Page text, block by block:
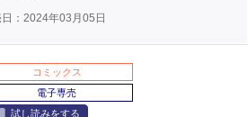
：2024年03月05日
コミックス
電子専売
試し読みをする